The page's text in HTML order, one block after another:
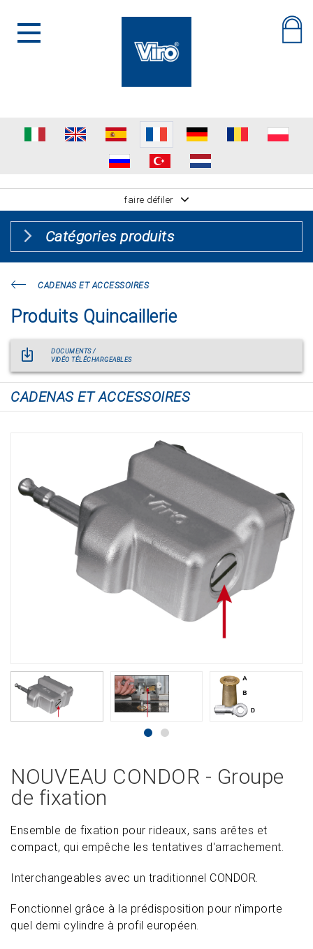
faire défiler
Catégories produits
CADENAS ET ACCESSOIRES
Produits Quincaillerie
DOCUMENTS /
VIDÉO TÉLÉCHARGEABLES
CADENAS ET ACCESSOIRES
NOUVEAU CONDOR - Groupe
de fixation
Ensemble de fixation pour rideaux, sans arêtes et
compact, qui empêche les tentatives d'arrachement.
Interchangeables avec un traditionnel CONDOR.
Fonctionnel grâce à la prédisposition pour n'importe
quel demi cylindre à profil européen.